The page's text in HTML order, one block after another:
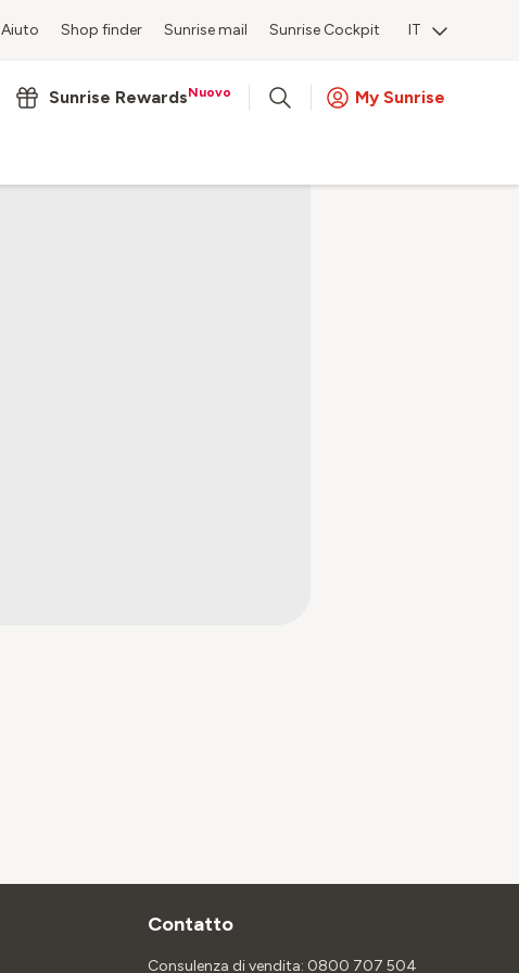
Aiuto Shop finder Sunrise mail Sunrise Cockpit IT
Sunrise RewardsNuovo My Sunrise
Contatto
Consulenza di vendita: 0800 707 504